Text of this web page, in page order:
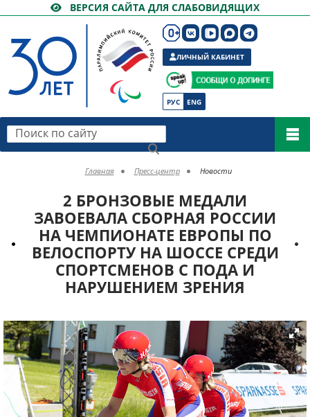
ВЕРСИЯ САЙТА ДЛЯ СЛАБОВИДЯЩИХ
РУС ENG
ЛИЧНЫЙ КАБИНЕТ
Поиск по сайту
Главная Пресс-центр Новости
2 БРОНЗОВЫЕ МЕДАЛИ
ЗАВОЕВАЛА СБОРНАЯ РОССИИ
НА ЧЕМПИОНАТЕ ЕВРОПЫ ПО
ВЕЛОСПОРТУ НА ШОССЕ СРЕДИ
СПОРТСМЕНОВ С ПОДА И
НАРУШЕНИЕМ ЗРЕНИЯ